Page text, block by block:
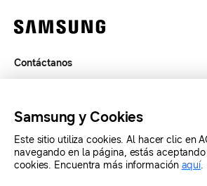
Contáctanos
SAMSUNG.COM
Copyright© SAMSUNG Todos los
Samsung y Cookies
Este sitio utiliza cookies. Al hacer clic en
navegando en la página, estás
cookies. Encuentra más información aquí.